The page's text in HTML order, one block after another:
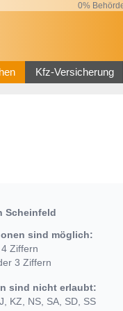
0%
Kfz-Versicherung
Scheinfeld
sind möglich:
Ziffern
3 Ziffern
sind nicht erlaubt:
KZ, NS, SA, SD, SS